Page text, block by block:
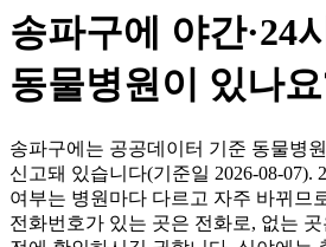
송파구에 야간·24
동물병원이 있나
송파구에는 공공데이터 기준 동물병
신고돼 있습니다(기준일 2026-08-07).
여부는 병원마다 다르고 자주 바뀌므
전화번호가 있는 곳은 전화로, 없는